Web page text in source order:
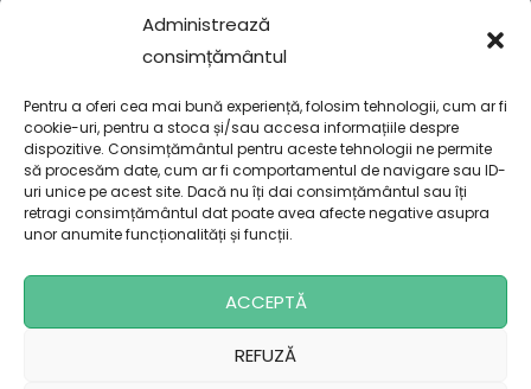
Administrează
consimțământul
Pentru a oferi cea mai bună experiență, folosim tehnologii, cum ar fi
cookie-uri, pentru a stoca și/sau accesa informațiile despre
dispozitive. Consimțământul pentru aceste tehnologii ne permite
să procesăm date, cum ar fi comportamentul de navigare sau ID-
uri unice pe acest site. Dacă nu îți dai consimțământul sau îți
retragi consimțământul dat poate avea afecte negative asupra
unor anumite funcționalități și funcții.
ACCEPTĂ
REFUZĂ
Sibiu, România
0751 028 990
Copyright 2024 © Bunny Haven SRL